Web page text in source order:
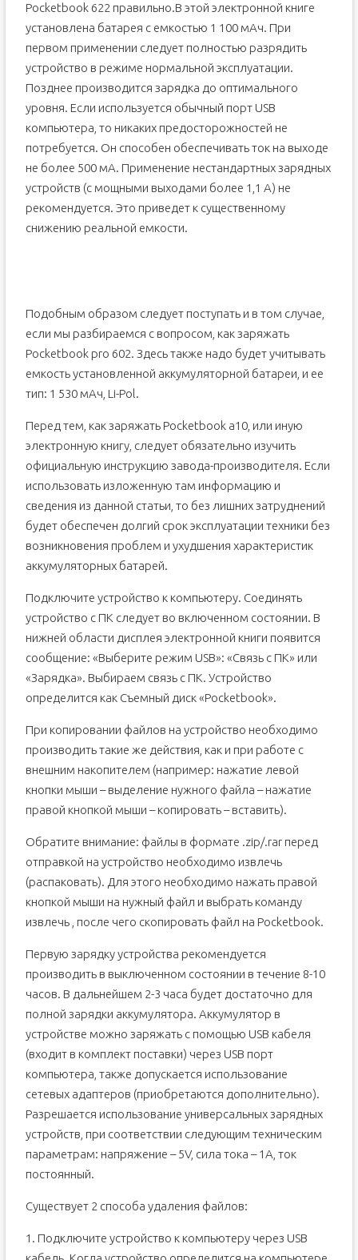
Pocketbook 622 правильно.В этой электронной книге
установлена батарея с емкостью 1 100 мАч. При
первом применении следует полностью разрядить
устройство в режиме нормальной эксплуатации.
Позднее производится зарядка до оптимального
уровня. Если используется обычный порт USB
компьютера, то никаких предосторожностей не
потребуется. Он способен обеспечивать ток на выходе
не более 500 мА. Применение нестандартных зарядных
устройств (с мощными выходами более 1,1 А) не
рекомендуется. Это приведет к существенному
снижению реальной емкости.
Подобным образом следует поступать и в том случае,
если мы разбираемся с вопросом, как заряжать
Pocketbook pro 602. Здесь также надо будет учитывать
емкость установленной аккумуляторной батареи, и ее
тип: 1 530 мАч, Li-Pol.
Перед тем, как заряжать Pocketbook a10, или иную
электронную книгу, следует обязательно изучить
официальную инструкцию завода-производителя. Если
использовать изложенную там информацию и
сведения из данной статьи, то без лишних затруднений
будет обеспечен долгий срок эксплуатации техники без
возникновения проблем и ухудшения характеристик
аккумуляторных батарей.
Подключите устройство к компьютеру. Соединять
устройство с ПК следует во включенном состоянии. В
нижней области дисплея электронной книги появится
сообщение: «Выберите режим USB»: «Cвязь с ПК» или
«Зарядка». Выбираем связь с ПК. Устройство
определится как Съемный диск «Pocketbook».
При копировании файлов на устройство необходимо
производить такие же действия, как и при работе с
внешним накопителем (например: нажатие левой
кнопки мыши – выделение нужного файла – нажатие
правой кнопкой мыши – копировать – вставить).
Обратите внимание: файлы в формате .zip/.rar перед
отправкой на устройство необходимо извлечь
(распаковать). Для этого необходимо нажать правой
кнопкой мыши на нужный файл и выбрать команду
извлечь , после чего скопировать файл на Pocketbook.
Первую зарядку устройства рекомендуется
производить в выключенном состоянии в течение 8-10
часов. В дальнейшем 2-3 часа будет достаточно для
полной зарядки аккумулятора. Аккумулятор в
устройстве можно заряжать с помощью USB кабеля
(входит в комплект поставки) через USB порт
компьютера, также допускается использование
сетевых адаптеров (приобретаются дополнительно).
Разрешается использование универсальных зарядных
устройств, при соответствии следующим техническим
параметрам: напряжение – 5V, сила тока – 1А, ток
постоянный.
Существует 2 способа удаления файлов:
1. Подключите устройство к компьютеру через USB